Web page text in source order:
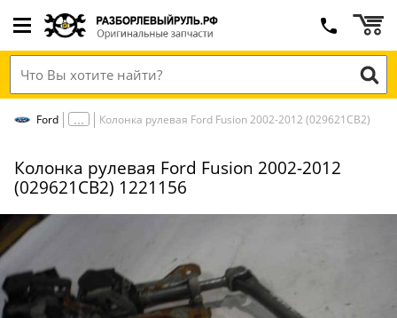
Ford Колонка рулевая Ford Fusion 2002-2012 (029621СВ2)
Колонка рулевая Ford Fusion 2002-2012
(029621СВ2) 1221156